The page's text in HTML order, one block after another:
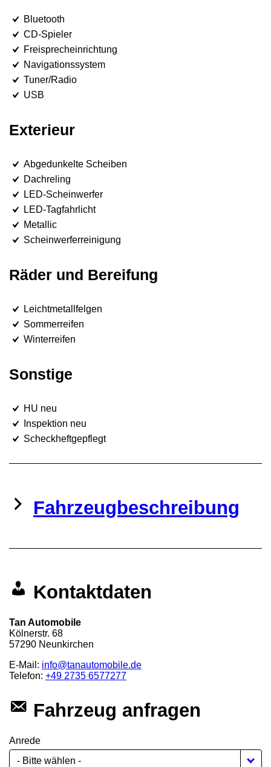
Bluetooth
CD-Spieler
Freisprecheinrichtung
Navigationssystem
Tuner/Radio
USB
Exterieur
Abgedunkelte Scheiben
Dachreling
LED-Scheinwerfer
LED-Tagfahrlicht
Metallic
Scheinwerferreinigung
Räder und Bereifung
Leichtmetallfelgen
Sommerreifen
Winterreifen
Sonstige
HU neu
Inspektion neu
Scheckheftgepflegt
Fahrzeugbeschreibung
Kontaktdaten
Tan Automobile
Kölnerstr. 68
57290 Neunkirchen
E-Mail: info@tanautomobile.de
Telefon: +49 2735 6577277
Fahrzeug anfragen
Anrede
- Bitte wählen -